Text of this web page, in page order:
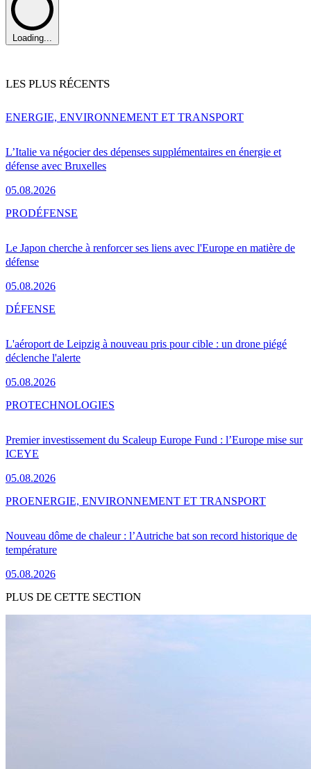
Loading...
LES PLUS RÉCENTS
L’Italie va négocier des dépenses supplémentaires en énergie et
défense avec Bruxelles
05.08.2026
ENERGIE, ENVIRONNEMENT ET TRANSPORT
Le Japon cherche à renforcer ses liens avec l'Europe en matière de
défense
05.08.2026
PRODÉFENSE
L'aéroport de Leipzig à nouveau pris pour cible : un drone piégé
déclenche l'alerte
05.08.2026
DÉFENSE
Premier investissement du Scaleup Europe Fund : l’Europe mise sur
ICEYE
05.08.2026
PROTECHNOLOGIES
Nouveau dôme de chaleur : l’Autriche bat son record historique de
température
05.08.2026
PROENERGIE, ENVIRONNEMENT ET TRANSPORT
PLUS DE CETTE SECTION